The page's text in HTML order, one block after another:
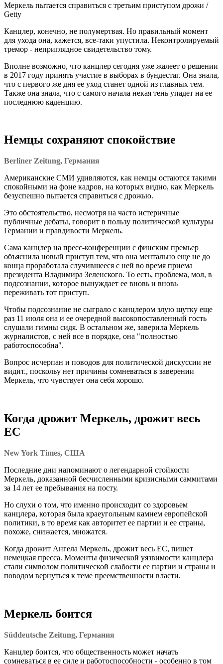
Меркель пытается справиться с третьим приступом дрожи /
Getty
Канцлер, конечно, не полумертвая. Но правильный момент
для ухода она, кажется, все-таки упустила. Неконтролируемый
тремор - неприглядное свидетельство тому.
Вполне возможно, что канцлер сегодня уже жалеет о решении
в 2017 году принять участие в выборах в бундестаг. Она знала,
что с первого же дня ее уход станет одной из главных тем.
Также она знала, что с самого начала некая тень упадет на ее
последнюю каденцию.
Немцы сохраняют спокойствие
Berliner Zeitung, Германия
Американские СМИ удивляются, как немцы остаются такими
спокойными на фоне кадров, на которых видно, как Меркель
безуспешно пытается справиться с дрожью.
Это обстоятельство, несмотря на часто истеричные
публичные дебаты, говорит в пользу политической культуры
Германии и правдивости Меркель.
Сама канцлер на пресс-конференции с финским премьер
объяснила новый приступ тем, что она ментально еще не до
конца проработала случившееся с ней во время приема
президента Владимира Зеленского. То есть, проблема, мол, в
подсознании, которое вынуждает ее вновь и вновь
переживать тот приступ.
Чтобы подсознание не сыграло с канцлером злую шутку еще
раз 11 июля она и ее очередной высокопоставленный гость
слушали гимны сидя. В остальном же, заверила Меркель
журналистов, с ней все в порядке, она "полностью
работоспособна".
Вопрос исчерпан и поводов для политической дискуссии не
видит., поскольу нет причины сомневаться в заверении
Меркель, что чувствует она себя хорошо.
Когда дрожит Меркель, дрожит весь
ЕС
New York Times, США
Последние дни напоминают о легендарной стойкости
Меркель, доказанной бесчисленными кризисными саммитами
за 14 лет ее пребывания на посту.
Но слухи о том, что именно происходит со здоровьем
канцлера, которая была краеугольным камнем европейской
политики, в то время как авторитет ее партии и ее страны,
похоже, снижается, множатся.
Когда дрожит Ангела Меркель, дрожит весь ЕС, пишет
немецкая пресса. Моменты физической уязвимости канцлера
стали символом политической слабости ее партии и страны и
поводом вернуться к теме преемственности власти.
Меркель боится
Süddeutsche Zeitung, Германия
Канцлер боится, что общественность может начать
сомневаться в ее силе и работоспособности - особенно в том